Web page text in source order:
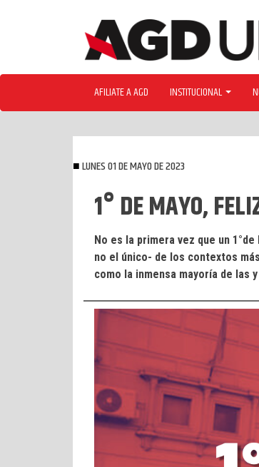
AFILIATE A AGD INSTITUCIONAL
LUNES 01 DE MAYO DE 2023
1° DE MAYO,
No es la primera vez que un
no el único- de los contextos
como la inmensa mayoría de las